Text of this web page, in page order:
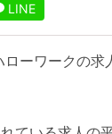
LINE
ーワークの求